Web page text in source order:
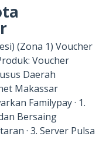
(Zona 1) Voucher
Voucher
Daerah
Makassar
Familypay · 1.
Bersaing
· 3. Server Pulsa